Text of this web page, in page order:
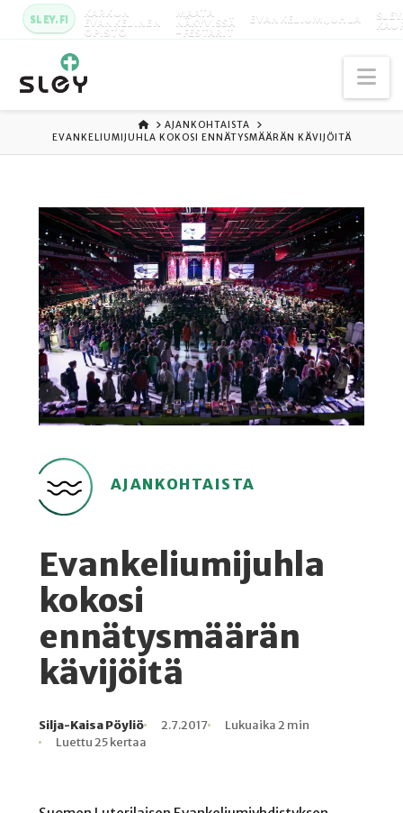
SLEY.FI KARKUN
EVANKELINEN
OPISTO
MAATA
NÄKYVISSÄ
-FESTARIT
EVANKELIUMIJUHLA
ETUSIVU
AJANKOHTAISTA
EVANKELIUMIJUHLA KOKOSI ENNÄTYSMÄÄRÄN KÄVIJÖITÄ
AJANKOHTAISTA
Evankeliumijuhla
kokosi
ennätysmäärän
kävijöitä
Kirjoittaja
Silja-Kaisa Pöyliö
Julkaistu
2.7.2017
Lukuaika
Lukuaika 2 min
Lukukertoja
Luettu 25 kertaa